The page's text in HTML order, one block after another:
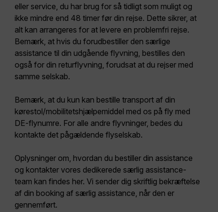
eller service, du har brug for så tidligt som muligt og
ikke mindre end 48 timer før din rejse. Dette sikrer, at
alt kan arrangeres for at levere en problemfri rejse.
Bemærk, at hvis du forudbestiller den særlige
assistance til din udgående flyvning, bestilles den
også for din returflyvning, forudsat at du rejser med
samme selskab.
Bemærk, at du kun kan bestille transport af din
kørestol/mobilitetshjælpemiddel med os på fly med
DE-flynumre. For alle andre flyvninger, bedes du
kontakte det pågældende flyselskab.
Oplysninger om, hvordan du bestiller din assistance
og kontakter vores dedikerede særlig assistance-
team kan findes her. Vi sender dig skriftlig bekræftelse
af din booking af særlig assistance, når den er
gennemført.